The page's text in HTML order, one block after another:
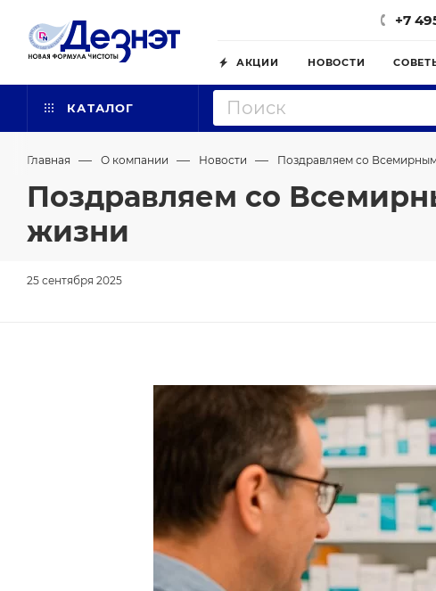
+7
АКЦИИ НОВОСТИ
КАТАЛОГ
Главная — О компании — Новости — Поздравляем со
Поздравляем со
жизни
25 сентября 2025